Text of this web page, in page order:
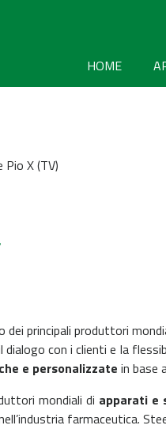
HOME
X (TV)
dei principali produttori
dialogo con i clienti e la
e personalizzate in base
mondiali di apparati e
farmaceutica.